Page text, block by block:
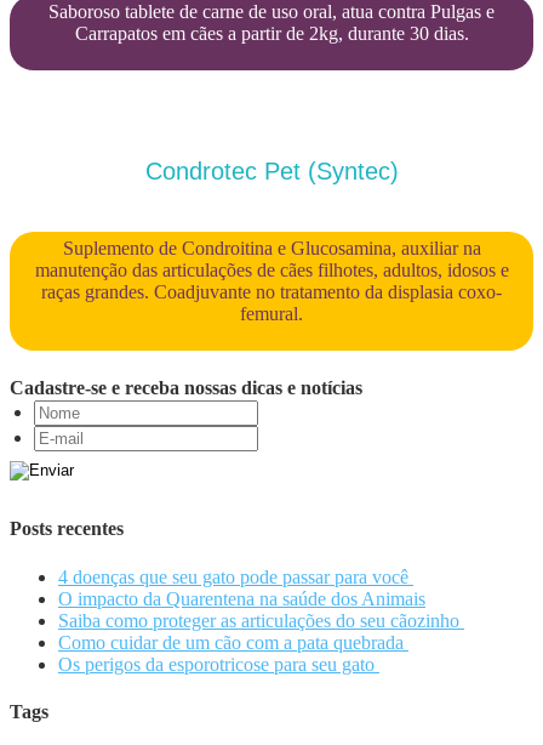
Saboroso tablete de carne de uso oral, atua contra Pulgas e
Carrapatos em cães a partir de 2kg, durante 30 dias.
Condrotec Pet (Syntec)
Suplemento de Condroitina e Glucosamina, auxiliar na
manutenção das articulações de cães filhotes, adultos, idosos e
raças grandes. Coadjuvante no tratamento da displasia coxo-
femural.
Cadastre-se e receba nossas dicas e notícias
Posts recentes
4 doenças que seu gato pode passar para você
O impacto da Quarentena na saúde dos Animais
Saiba como proteger as articulações do seu cãozinho
Como cuidar de um cão com a pata quebrada
Os perigos da esporotricose para seu gato
Tags